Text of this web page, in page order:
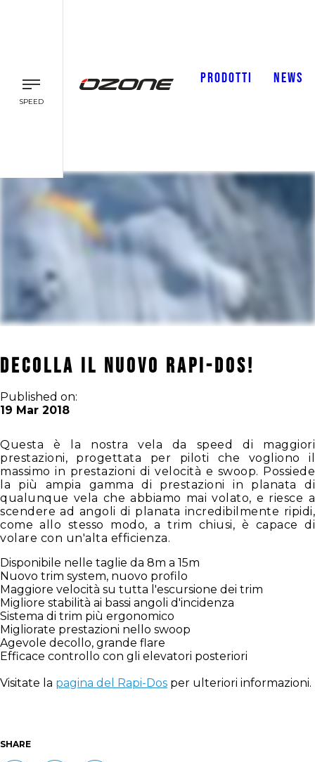
SPEED
PRODOTTI NEWS
DECOLLA IL NUOVO RAPI-DOS!
Published on:
19 Mar 2018
Questa è la nostra vela da speed di maggiori
prestazioni, progettata per piloti che vogliono il
massimo in prestazioni di velocità e swoop. Possiede
la più ampia gamma di prestazioni in planata di
qualunque vela che abbiamo mai volato, e riesce a
scendere ad angoli di planata incredibilmente ripidi,
come allo stesso modo, a trim chiusi, è capace di
volare con un'alta efficienza.
Disponibile nelle taglie da 8m a 15m
Nuovo trim system, nuovo profilo
Maggiore velocità su tutta l'escursione dei trim
Migliore stabilità ai bassi angoli d'incidenza
Sistema di trim più ergonomico
Migliorate prestazioni nello swoop
Agevole decollo, grande flare
Efficace controllo con gli elevatori posteriori
Visitate la pagina del Rapi-Dos per ulteriori informazioni.
SHARE